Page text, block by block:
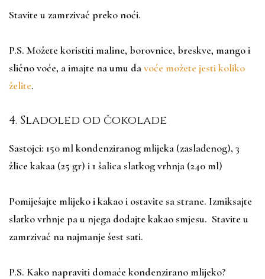
Stavite u zamrzivač preko noći.
P.S. Možete koristiti maline, borovnice, breskve, mango i
slično voće, a imajte na umu davoće možete jesti koliko
želite.
4. Sladoled od čokolade
Sastojci: 150 ml kondenziranog mlijeka (zaslađenog), 3
žlice kakaa (25 gr) i 1 šalica slatkog vrhnja (240 ml)
Pomiješajte mlijeko i kakao i ostavite sa strane. Izmiksajte
slatko vrhnje pa u njega dodajte kakao smjesu. Stavite u
zamrzivač na najmanje šest sati.
P.S. Kako napraviti domaće kondenzirano mlijeko?